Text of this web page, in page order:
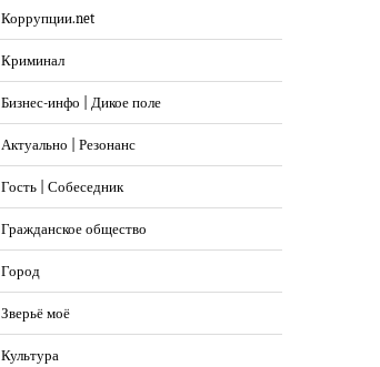
Коррупции.net
Криминал
Бизнес-инфо | Дикое поле
Актуально | Резонанс
Гость | Собеседник
Гражданское общество
Город
Зверьё моё
Культура